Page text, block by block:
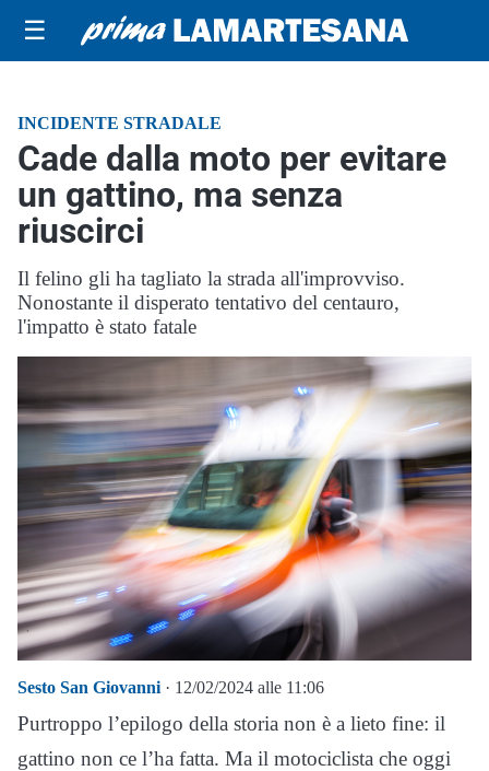
☰
INCIDENTE STRADALE
Cade dalla moto per evitare
un gattino, ma senza
riuscirci
Il felino gli ha tagliato la strada all'improvviso.
Nonostante il disperato tentativo del centauro,
l'impatto è stato fatale
Sesto San Giovanni · 12/02/2024 alle 11:06
Purtroppo l’epilogo della storia non è a lieto fine: il
gattino non ce l’ha fatta. Ma il motociclista che oggi